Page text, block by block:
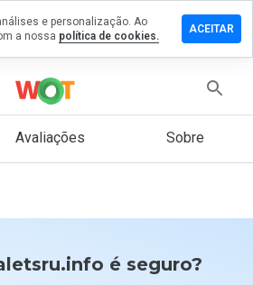
Avaliações Sobre
é seguro?
e personalização. Ao
a nossa política de cookies.
ACEITAR